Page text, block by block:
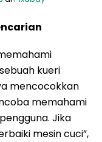
kueri
mencocokkan
memahami
Jika
mesin cuci”,